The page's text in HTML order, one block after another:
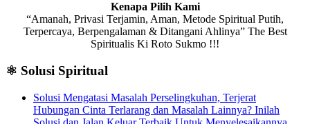
Kenapa Pilih Kami
“Amanah, Privasi Terjamin, Aman, Metode Spiritual Putih,
Terpercaya, Berpengalaman & Ditangani Ahlinya” The Best
Spiritualis Ki Roto Sukmo !!!
⚛️ Solusi Spiritual
Solusi Mengatasi Masalah Perselingkuhan, Terjerat
Hubungan Cinta Terlarang dan Masalah Lainnya? Inilah